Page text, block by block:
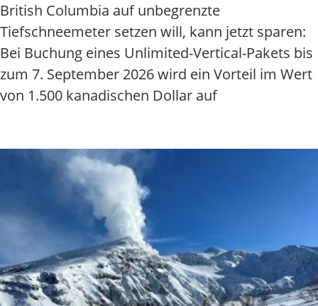
British Columbia auf unbegrenzte
Tiefschneemeter setzen will, kann jetzt sparen:
Bei Buchung eines Unlimited-Vertical-Pakets bis
zum 7. September 2026 wird ein Vorteil im Wert
von 1.500 kanadischen Dollar auf